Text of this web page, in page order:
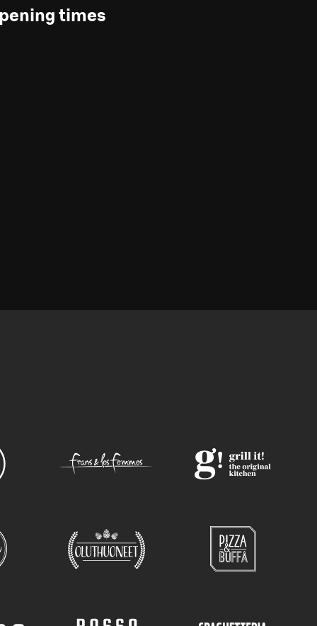
times